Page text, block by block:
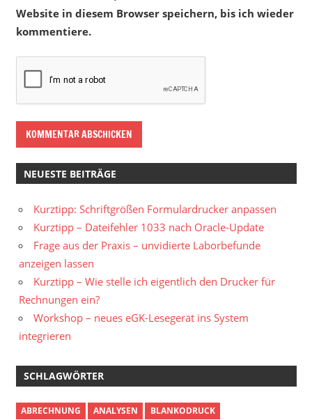
Website in diesem Browser speichern, bis ich wieder
kommentiere.
NEUESTE BEITRÄGE
Kurztipp: Schriftgrößen Formulardrucker anpassen
Kurztipp – Dateifehler 1033 nach Oracle-Update
Frage aus der Praxis – unvidierte Laborbefunde
anzeigen lassen
Kurztipp – Wie stelle ich eigentlich den Drucker für
Rechnungen ein?
Workshop – neues eGK-Lesegerät ins System
integrieren
SCHLAGWÖRTER
ABRECHNUNG ANALYSEN
BLANKODRUCK